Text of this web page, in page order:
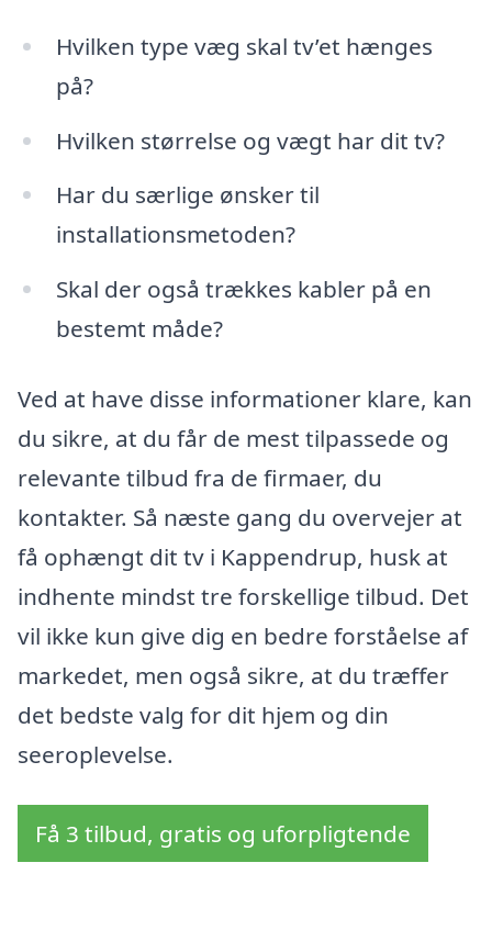
Hvilken type væg skal tv’et hænges
på?
Hvilken størrelse og vægt har dit tv?
Har du særlige ønsker til
installationsmetoden?
Skal der også trækkes kabler på en
bestemt måde?
Ved at have disse informationer klare, kan
du sikre, at du får de mest tilpassede og
relevante tilbud fra de firmaer, du
kontakter. Så næste gang du overvejer at
få ophængt dit tv i Kappendrup, husk at
indhente mindst tre forskellige tilbud. Det
vil ikke kun give dig en bedre forståelse af
markedet, men også sikre, at du træffer
det bedste valg for dit hjem og din
seeroplevelse.
Få 3 tilbud, gratis og uforpligtende